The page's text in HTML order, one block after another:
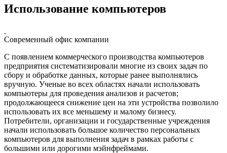
Использование компьютеров
Современный офис компании
С появлением коммерческого производства компьютеров
предприятия систематизировали многие из своих задач по
сбору и обработке данных, которые ранее выполнялись
вручную. Ученые во всех областях начали использовать
компьютеры для проведения анализов и расчетов;
продолжающееся снижение цен на эти устройства позволило
использовать их все меньшему и малому бизнесу.
Потребители, организации и государственные учреждения
начали использовать большое количество персональных
компьютеров для выполнения задач в рамках работы с
большими или дорогими мэйнфреймами.